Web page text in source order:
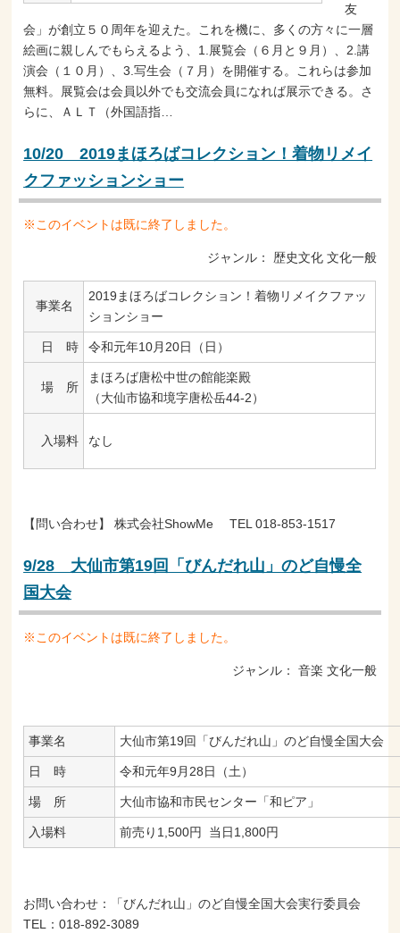
友
会」が創立５０周年を迎えた。これを機に、多くの方々に一層
絵画に親しんでもらえるよう、1.展覧会（６月と９月）、2.講
演会（１０月）、3.写生会（７月）を開催する。これらは参加
無料。展覧会は会員以外でも交流会員になれば展示できる。さ
らに、ＡＬＴ（外国語指…
10/20 2019まほろばコレクション！着物リメイ
クファッションショー
※このイベントは既に終了しました。
ジャンル： 歴史文化 文化一般
事業名
2019まほろばコレクション！着物リメイクファッ
ションショー
日 時 令和元年10月20日（日）
場 所
まほろば唐松中世の館能楽殿
（大仙市協和境字唐松岳44-2）
入場料 なし
【問い合わせ】 株式会社ShowMe TEL 018-853-1517
9/28 大仙市第19回「びんだれ山」のど自慢全
国大会
※このイベントは既に終了しました。
ジャンル： 音楽 文化一般
事業名 大仙市第19回「びんだれ山」のど自慢全国大会
日 時 令和元年9月28日（土）
場 所 大仙市協和市民センター「和ピア」
入場料 前売り1,500円 当日1,800円
お問い合わせ：「びんだれ山」のど自慢全国大会実行委員会
TEL：018-892-3089